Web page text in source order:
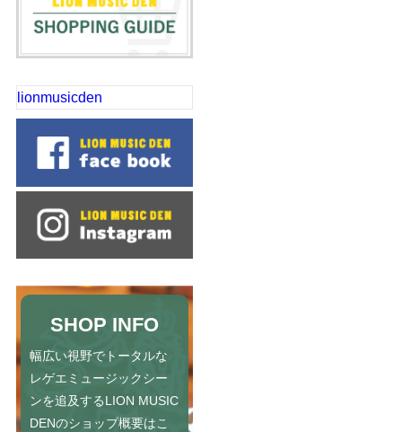
lionmusicden
SHOP INFO
幅広い視野でトータルな
レゲエミュージックシー
ンを追及するLION MUSIC
DENのショップ概要はこ